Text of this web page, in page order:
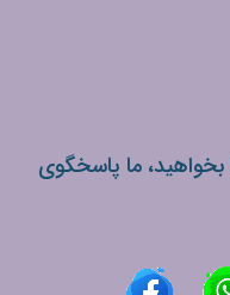
بخواهید، ما پاسخگوی